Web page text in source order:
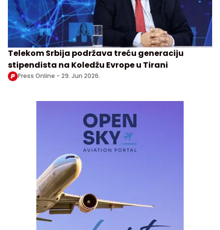
Telekom Srbija podržava treću generaciju
stipendista na Koledžu Evrope u Tirani
Press Online - 29. Jun 2026.